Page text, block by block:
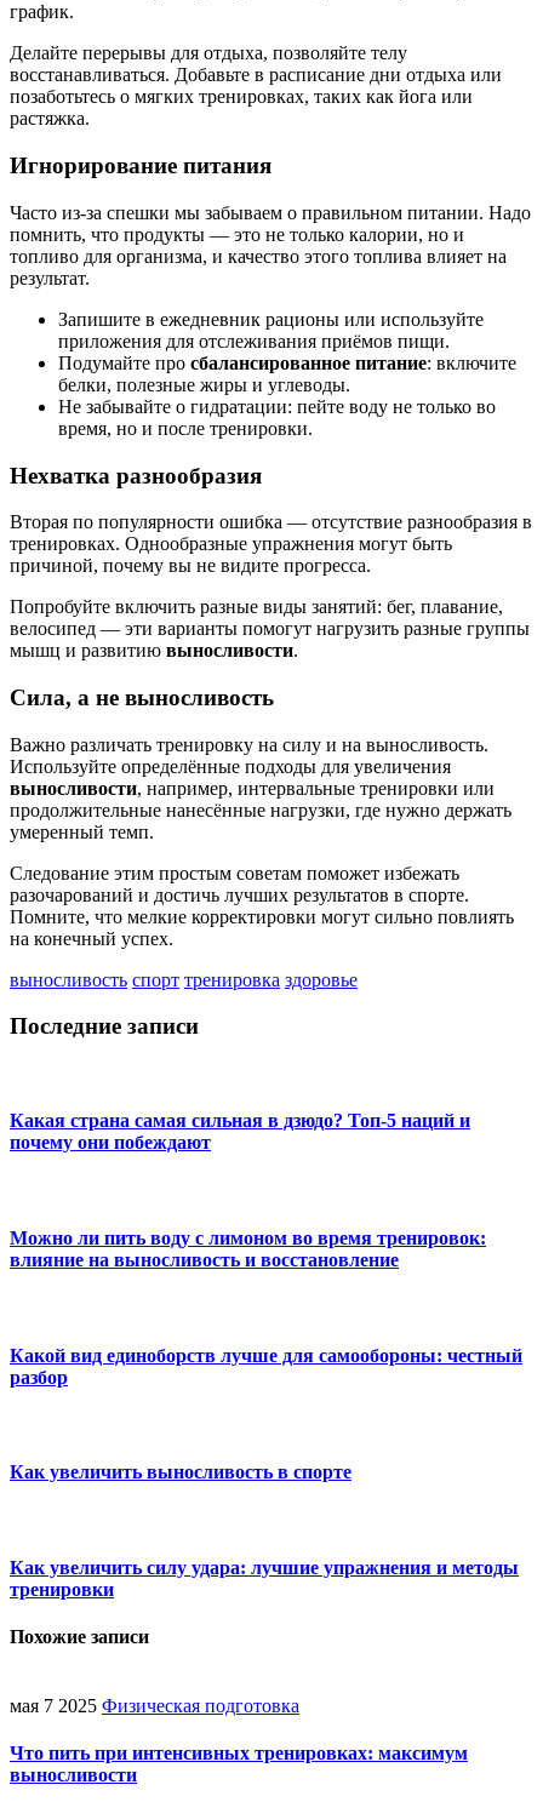
график.
Делайте перерывы для отдыха, позволяйте телу
восстанавливаться. Добавьте в расписание дни отдыха или
позаботьтесь о мягких тренировках, таких как йога или
растяжка.
Игнорирование питания
Часто из-за спешки мы забываем о правильном питании. Надо
помнить, что продукты — это не только калории, но и
топливо для организма, и качество этого топлива влияет на
результат.
Запишите в ежедневник рационы или используйте
приложения для отслеживания приёмов пищи.
Подумайте про сбалансированное питание: включите
белки, полезные жиры и углеводы.
Не забывайте о гидратации: пейте воду не только во
время, но и после тренировки.
Нехватка разнообразия
Вторая по популярности ошибка — отсутствие разнообразия в
тренировках. Однообразные упражнения могут быть
причиной, почему вы не видите прогресса.
Попробуйте включить разные виды занятий: бег, плавание,
велосипед — эти варианты помогут нагрузить разные группы
мышц и развитию выносливости.
Сила, а не выносливость
Важно различать тренировку на силу и на выносливость.
Используйте определённые подходы для увеличения
выносливости, например, интервальные тренировки или
продолжительные нанесённые нагрузки, где нужно держать
умеренный темп.
Следование этим простым советам поможет избежать
разочарований и достичь лучших результатов в спорте.
Помните, что мелкие корректировки могут сильно повлиять
на конечный успех.
выносливость спорт тренировка здоровье
Последние записи
Какая страна самая сильная в дзюдо? Топ-5 наций и
почему они побеждают
Можно ли пить воду с лимоном во время тренировок:
влияние на выносливость и восстановление
Какой вид единоборств лучше для самообороны: честный
разбор
Как увеличить выносливость в спорте
Как увеличить силу удара: лучшие упражнения и методы
тренировки
Похожие записи
мая 7 2025 Физическая подготовка
Что пить при интенсивных тренировках: максимум
выносливости